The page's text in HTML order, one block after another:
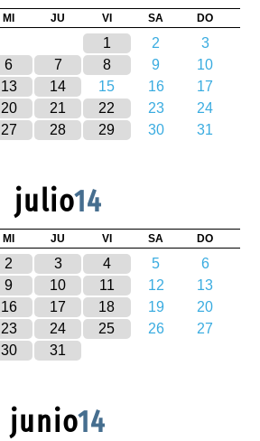
MI JU VI SA DO
1 2
3
6 7 8 9
10
13 14 15 16
17
20 21 22 23
24
27 28 29 30 31
julio14
MI JU VI SA DO
2 3 4 5
6
9 10 11 12
13
16 17 18 19
20
23 24 25 26
27
30 31
junio14